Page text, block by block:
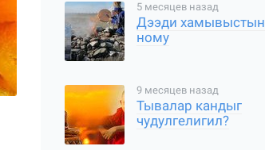
5 месяцев назад
Дээди хамывыстын
ному
9 месяцев назад
Тывалар кандыг
чудулгелигил?